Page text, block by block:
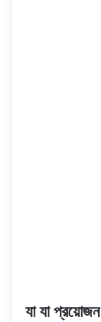
যা যা প্রয়োজন